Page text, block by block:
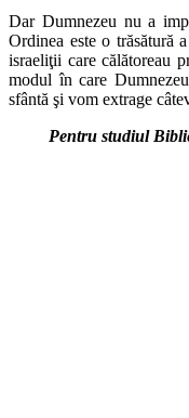
Dar Dumnezeu nu a
Ordinea este o trăsătură
israeliţii care călătoreau
modul în care
sfântă şi vom extrage
Pentru studiul